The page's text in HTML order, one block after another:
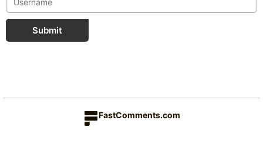
Submit
FastComments.com